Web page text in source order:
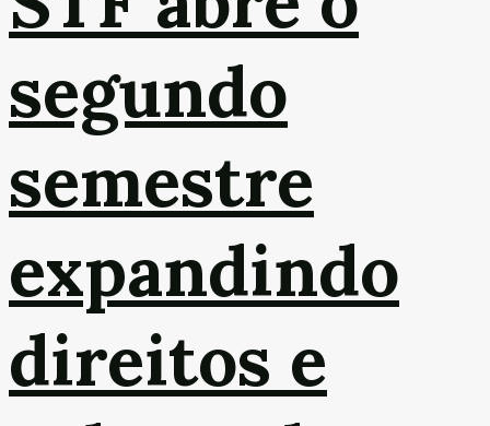
segundo
semestre
expandindo
direitos e